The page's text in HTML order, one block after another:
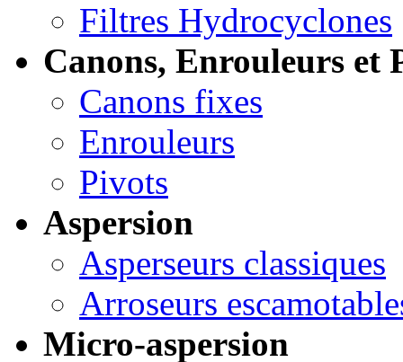
Filtres Hydrocyclones
Canons, Enrouleurs et
Canons fixes
Enrouleurs
Pivots
Aspersion
Asperseurs classiques
Arroseurs
Micro-aspersion